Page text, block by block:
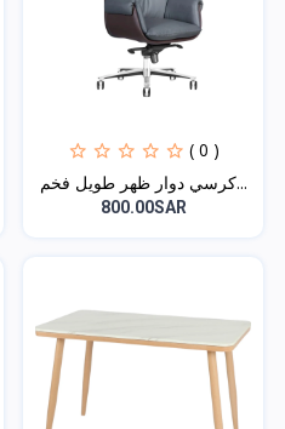
( 0 )
كرسي دوار ظهر طويل فخم...
800.00SAR